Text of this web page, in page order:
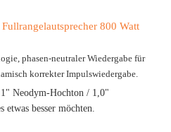
800 Watt
phasen-neutraler Wiedergabe für
korrekter Impulswiedergabe.
Neodym-Hochton / 1,0"
etwas besser möchten.